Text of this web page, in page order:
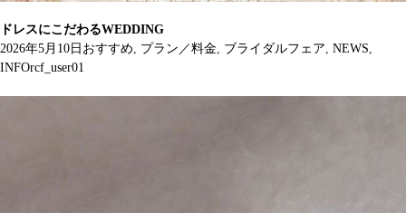
ドレスにこだわるWEDDING
2026年5月10日 おすすめ, プラン／料金, ブライダルフェア, NEWS,
INFOrcf_user01